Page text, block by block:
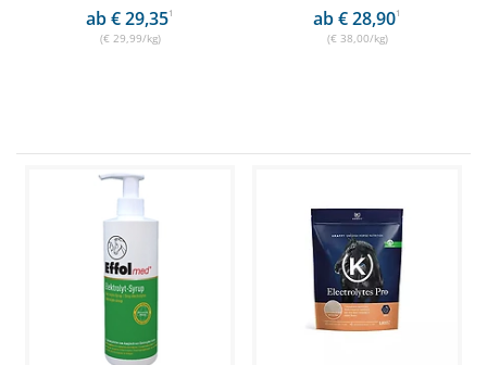
ab € 29,351
(€ 29,99/kg)
ab € 28,901
(€ 38,00/kg)